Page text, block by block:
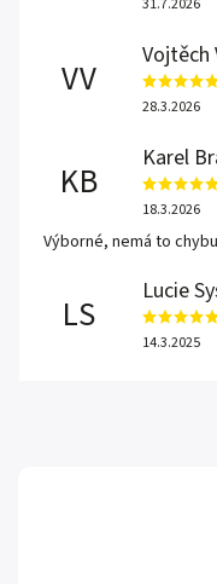
31.7.2026
VV
Vojtěch
28.3.2026
KB
Karel
18.3.2026
Výborné, nemá to chybu
LS
Lucie
14.3.2025